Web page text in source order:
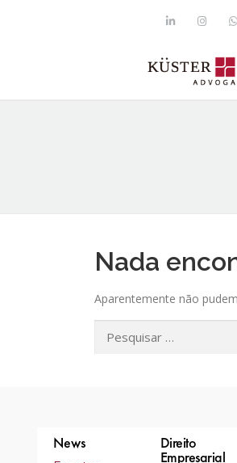
Nada
Aparentemente não
News Direito
Empresarial